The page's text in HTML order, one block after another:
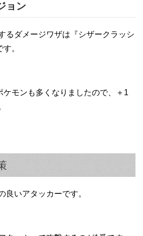
ョン
るダメージワザは『シザークラッシ
。
ケモンも多くなりましたので、＋1
良いアタッカーです。